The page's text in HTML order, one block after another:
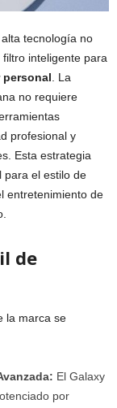
tecnología no
inteligente para
personal . La
no requiere
profesional y
Esta estrategia
para el estilo de
entretenimiento de
de
la marca se
El Galaxy
por